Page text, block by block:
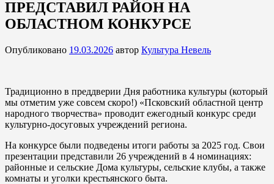
ПРЕДСТАВИЛ РАЙОН НА
ОБЛАСТНОМ КОНКУРСЕ
Опубликовано 19.03.2026 автор Культура Невель
Традиционно в преддверии Дня работника культуры (который
мы отметим уже совсем скоро!) «Псковский областной центр
народного творчества» проводит ежегодный конкурс среди
культурно-досуговых учреждений региона.
На конкурсе были подведены итоги работы за 2025 год. Свои
презентации представили 26 учреждений в 4 номинациях:
районные и сельские Дома культуры, сельские клубы, а также
комнаты и уголки крестьянского быта.